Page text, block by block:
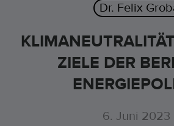
Dr. Felix
ZIELE DER
6. Juni 2023